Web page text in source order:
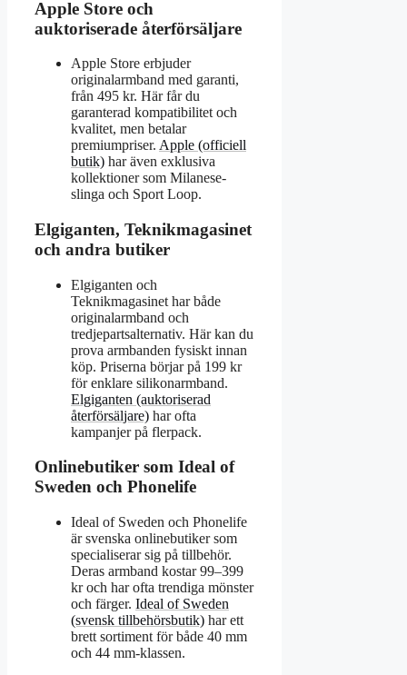
Apple Store och
auktoriserade återförsäljare
Apple Store erbjuder
originalarmband med garanti,
från 495 kr. Här får du
garanterad kompatibilitet och
kvalitet, men betalar
premiumpriser. Apple (officiell
butik) har även exklusiva
kollektioner som Milanese-
slinga och Sport Loop.
Elgiganten, Teknikmagasinet
och andra butiker
Elgiganten och
Teknikmagasinet har både
originalarmband och
tredjepartsalternativ. Här kan du
prova armbanden fysiskt innan
köp. Priserna börjar på 199 kr
för enklare silikonarmband.
Elgiganten (auktoriserad
återförsäljare) har ofta
kampanjer på flerpack.
Onlinebutiker som Ideal of
Sweden och Phonelife
Ideal of Sweden och Phonelife
är svenska onlinebutiker som
specialiserar sig på tillbehör.
Deras armband kostar 99–399
kr och har ofta trendiga mönster
och färger. Ideal of Sweden
(svensk tillbehörsbutik) har ett
brett sortiment för både 40 mm
och 44 mm-klassen.